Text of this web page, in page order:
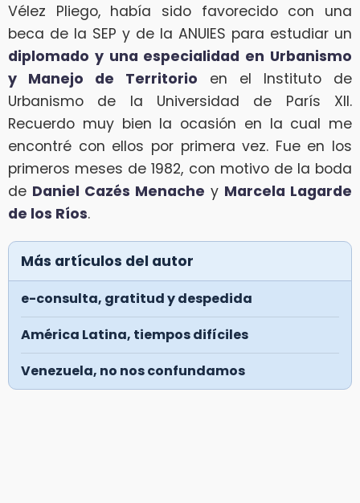
Vélez Pliego, había sido favorecido con una
beca de la SEP y de la ANUIES para estudiar un
diplomado y una especialidad en Urbanismo
y Manejo de Territorio en el Instituto de
Urbanismo de la Universidad de París XII.
Recuerdo muy bien la ocasión en la cual me
encontré con ellos por primera vez. Fue en los
primeros meses de 1982, con motivo de la boda
de Daniel Cazés Menache y Marcela Lagarde
de los Ríos.
Más artículos del autor
e-consulta, gratitud y despedida
América Latina, tiempos difíciles
Venezuela, no nos confundamos